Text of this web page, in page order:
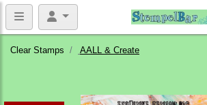
Clear Stamps AALL & Create